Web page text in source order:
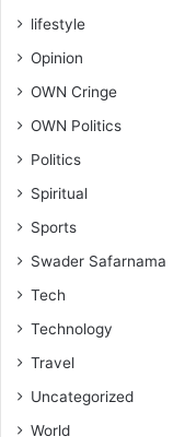
lifestyle
Opinion
OWN Cringe
OWN Politics
Politics
Spiritual
Sports
Swader Safarnama
Tech
Technology
Travel
Uncategorized
World